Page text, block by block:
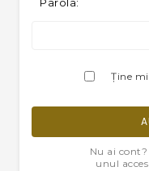
Ţine
Nu ai
unul